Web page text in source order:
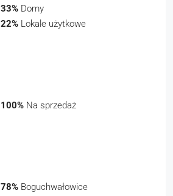
33% Domy
22% Lokale użytkowe
100% Na sprzedaż
78% Boguchwałowice